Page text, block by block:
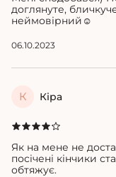
доглянуте,
неймовірний☺️
06.10.2023
К Кіра
Як на мене не
посічені кінчики
обтяжує.